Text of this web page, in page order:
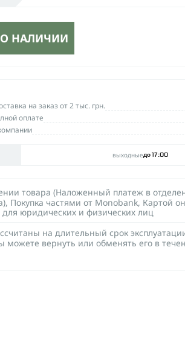
НАЛИЧИИ
на заказ от 2 тыс. грн.
оплате
выходныедо 17:00
товара (Наложенный платеж в
Покупка частями от Monobank, Картой
юридических и физических лиц
на длительный срок
можете вернуть или обменять его в